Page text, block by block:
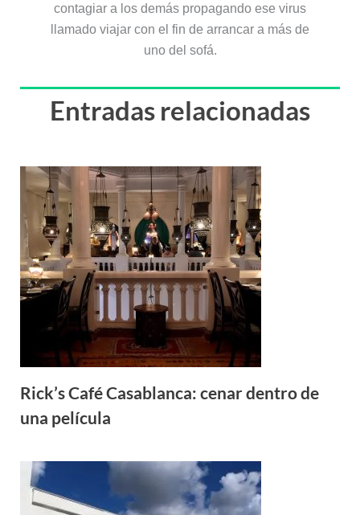
contagiar a los demás propagando ese virus
llamado viajar con el fin de arrancar a más de
uno del sofá.
Entradas relacionadas
Rick’s Café Casablanca: cenar dentro de
una película